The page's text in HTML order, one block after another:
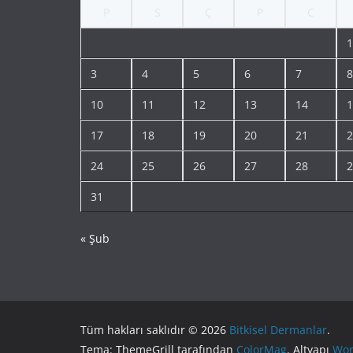
1
3 4 5 6 7 8
10 11 12 13 14
17 18 19 20 21
24 25 26 27 28
31
« Şub
Tüm hakları saklıdır © 2026 Bitkisel Dermanlar.
Tema: ThemeGrill tarafından ColorMag. Altyapı